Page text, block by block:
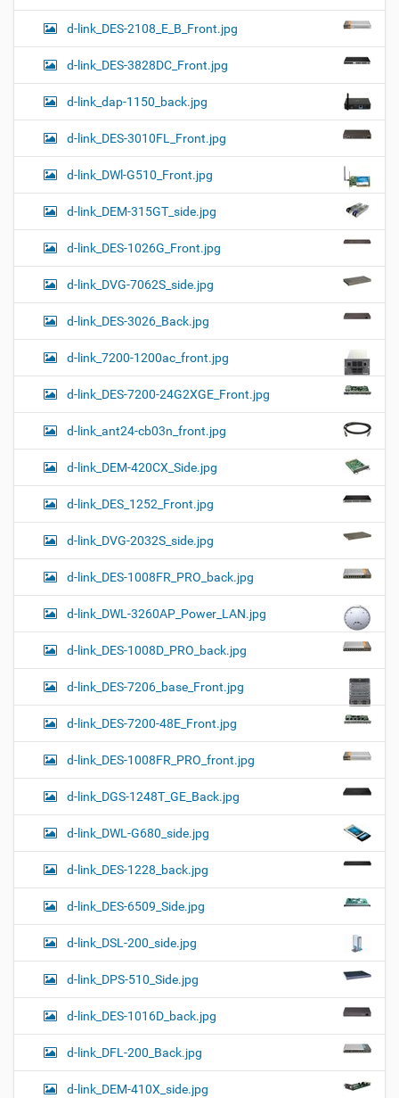
d-link_DES-2108_E_B_Front.jpg
d-link_DES-3828DC_Front.jpg
d-link_dap-1150_back.jpg
d-link_DES-3010FL_Front.jpg
d-link_DWl-G510_Front.jpg
d-link_DEM-315GT_side.jpg
d-link_DES-1026G_Front.jpg
d-link_DVG-7062S_side.jpg
d-link_DES-3026_Back.jpg
d-link_7200-1200ac_front.jpg
d-link_DES-7200-24G2XGE_Front.jpg
d-link_ant24-cb03n_front.jpg
d-link_DEM-420CX_Side.jpg
d-link_DES_1252_Front.jpg
d-link_DVG-2032S_side.jpg
d-link_DES-1008FR_PRO_back.jpg
d-link_DWL-3260AP_Power_LAN.jpg
d-link_DES-1008D_PRO_back.jpg
d-link_DES-7206_base_Front.jpg
d-link_DES-7200-48E_Front.jpg
d-link_DES-1008FR_PRO_front.jpg
d-link_DGS-1248T_GE_Back.jpg
d-link_DWL-G680_side.jpg
d-link_DES-1228_back.jpg
d-link_DES-6509_Side.jpg
d-link_DSL-200_side.jpg
d-link_DPS-510_Side.jpg
d-link_DES-1016D_back.jpg
d-link_DFL-200_Back.jpg
d-link_DEM-410X_side.jpg